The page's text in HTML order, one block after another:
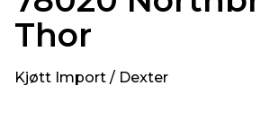
Thor
Kjøtt Import / Dexter